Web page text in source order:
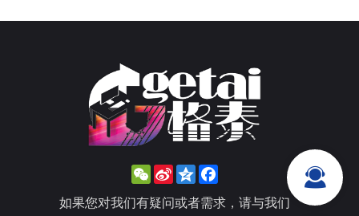
WeChat
Sina
Weibo
Qzone
如果您对我们有疑问或者需求，请与我们